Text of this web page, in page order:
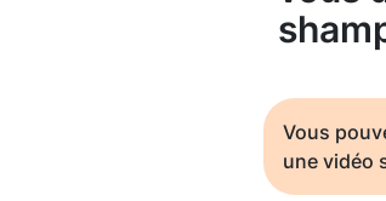
Vous
une vidéo